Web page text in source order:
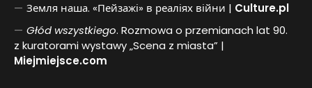
Земля наша. «Пейзажі» в реаліях війни | Culture.pl
Głód wszystkiego. Rozmowa o przemianach lat 90.
z kuratorami wystawy „Scena z miasta” |
Miejmiejsce.com